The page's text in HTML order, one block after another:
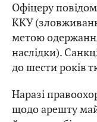
Офіцеру
ККУ
метою
наслідки).
до шести років
Наразі
щодо арешту